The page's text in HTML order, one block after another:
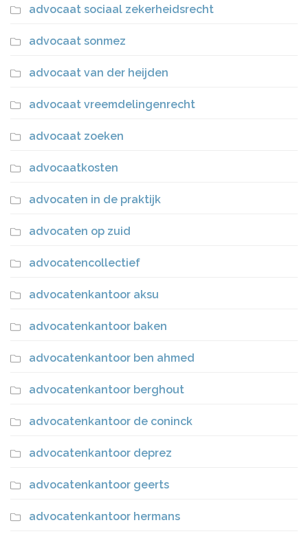
advocaat sociaal zekerheidsrecht
advocaat sonmez
advocaat van der heijden
advocaat vreemdelingenrecht
advocaat zoeken
advocaatkosten
advocaten in de praktijk
advocaten op zuid
advocatencollectief
advocatenkantoor aksu
advocatenkantoor baken
advocatenkantoor ben ahmed
advocatenkantoor berghout
advocatenkantoor de coninck
advocatenkantoor deprez
advocatenkantoor geerts
advocatenkantoor hermans